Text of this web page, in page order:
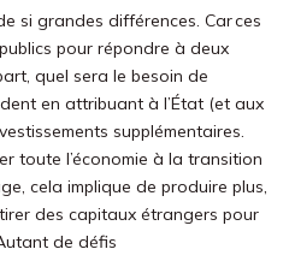
si grandes différences. Car ces
pour répondre à deux
quel sera le besoin de
en attribuant à l’État (et aux
supplémentaires.
toute l’économie à la transition
cela implique de produire plus,
des capitaux étrangers pour
de défis